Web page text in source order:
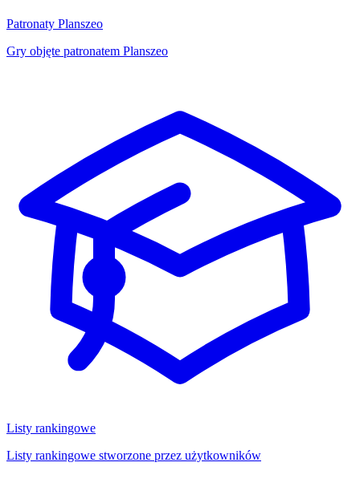
Patronaty Planszeo
Gry objęte patronatem Planszeo
Listy rankingowe
Listy rankingowe stworzone przez użytkowników